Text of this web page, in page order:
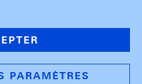
PARAMÈTRES